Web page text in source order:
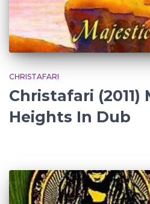
CHRISTAFARI
Christafari (2011)
Heights In Dub